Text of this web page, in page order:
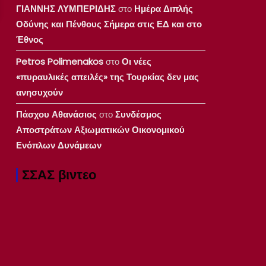
ΓΙΑΝΝΗΣ ΛΥΜΠΕΡΙΔΗΣστο Ημέρα Διπλής
Οδύνης και Πένθους Σήμερα στις ΕΔ και στο
Έθνος
Petros PolimenakosστοΟι νέες
«πυραυλικές απειλές» της Τουρκίας δεν μας
ανησυχούν
Πάσχου Αθανάσιος στοΣυνδέσμος
Αποστράτων Αξιωματικών Οικονομικού
Ενόπλων Δυνάμεων
ΣΣΑΣ βιντεο